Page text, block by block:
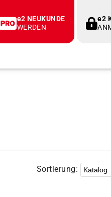
e2
e2 NEUKUNDE
WERDEN
Sortierung: